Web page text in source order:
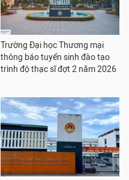
Trường Đại học Thương mại
thông báo tuyển sinh đào tạo
trình độ thạc sĩ đợt 2 năm 2026